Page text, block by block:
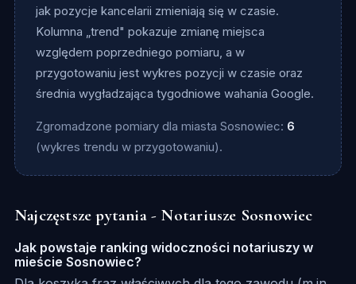
jak pozycje kancelarii zmieniają się w czasie.
Kolumna „trend" pokazuje zmianę miejsca
względem poprzedniego pomiaru, a w
przygotowaniu jest wykres pozycji w czasie oraz
średnia wygładzająca tygodniowe wahania Google.
Zgromadzone pomiary dla miasta Sosnowiec: 6
(wykres trendu w przygotowaniu).
Najczęstsze pytania - Notariusze Sosnowiec
Jak powstaje ranking widoczności notariuszy w
mieście Sosnowiec?